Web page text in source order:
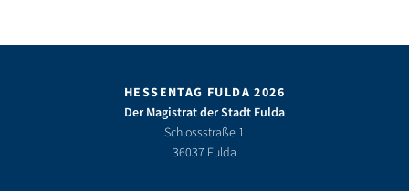
HESSENTAG FULDA 2026
Der Magistrat der Stadt Fulda
Schlossstraße 1
36037 Fulda